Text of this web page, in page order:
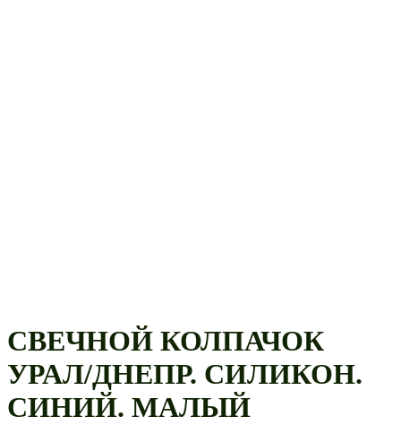
СВЕЧНОЙ КОЛПАЧОК
УРАЛ/ДНЕПР. СИЛИКОН.
СИНИЙ. МАЛЫЙ